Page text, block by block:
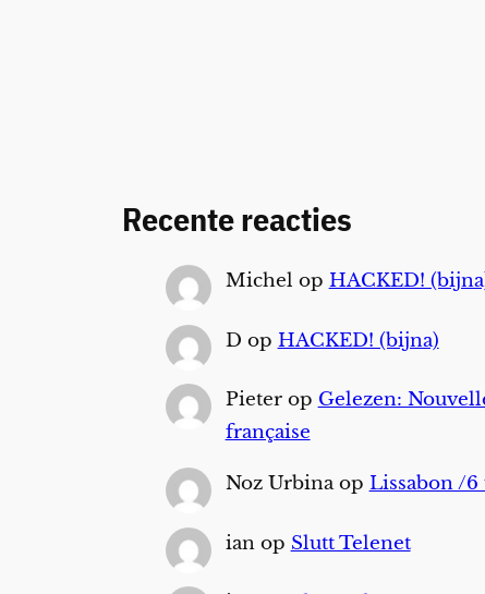
Recente reacties
Michel op HACKED!
D op HACKED! (bijna)
Pieterop Gelezen:
française
Noz Urbinaop Lissabon /
ianop Slutt Telenet